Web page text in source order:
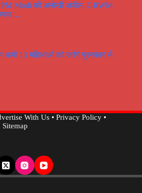
Modi की अनोखी अपील, GRWM
धामी 13 महिलाओं को करेंगे पुरस्कार से
With Us• Privacy Policy•
Sitemap